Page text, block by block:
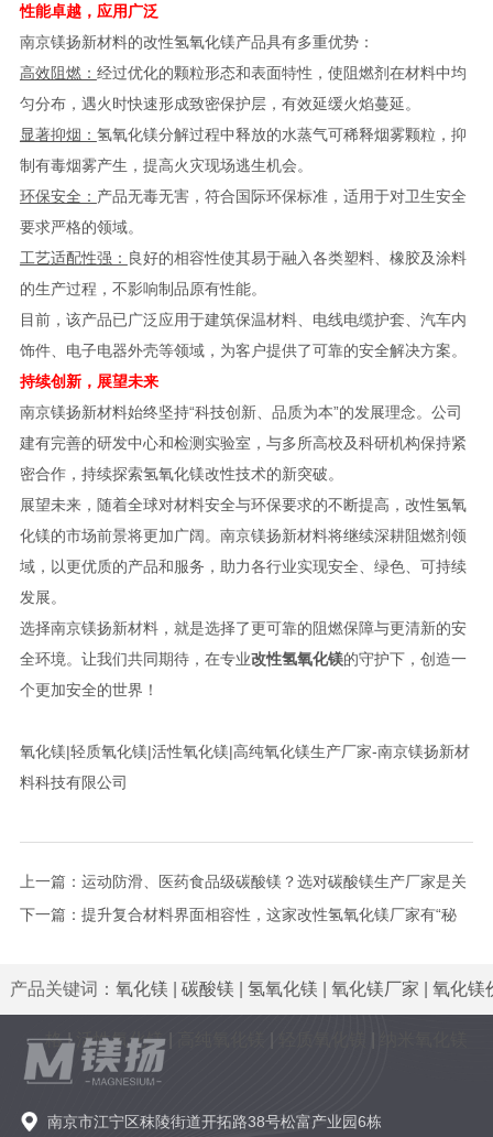
性能卓越，应用广泛
南京镁扬新材料的改性氢氧化镁产品具有多重优势：
高效阻燃： 经过优化的颗粒形态和表面特性，使阻燃剂在材料中均
匀分布，遇火时快速形成致密保护层，有效延缓火焰蔓延。
显著抑烟： 氢氧化镁分解过程中释放的水蒸气可稀释烟雾颗粒，抑
制有毒烟雾产生，提高火灾现场逃生机会。
环保安全： 产品无毒无害，符合国际环保标准，适用于对卫生安全
要求严格的领域。
工艺适配性强： 良好的相容性使其易于融入各类塑料、橡胶及涂料
的生产过程，不影响制品原有性能。
目前，该产品已广泛应用于建筑保温材料、电线电缆护套、汽车内
饰件、电子电器外壳等领域，为客户提供了可靠的安全解决方案。
持续创新，展望未来
南京镁扬新材料始终坚持“科技创新、品质为本”的发展理念。公司
建有完善的研发中心和检测实验室，与多所高校及科研机构保持紧
密合作，持续探索氢氧化镁改性技术的新突破。
展望未来，随着全球对材料安全与环保要求的不断提高，改性氢氧
化镁的市场前景将更加广阔。南京镁扬新材料将继续深耕阻燃剂领
域，以更优质的产品和服务，助力各行业实现安全、绿色、可持续
发展。
选择南京镁扬新材料，就是选择了更可靠的阻燃保障与更清新的安
全环境。让我们共同期待，在专业改性氢氧化镁的守护下，创造一
个更加安全的世界！
氧化镁|轻质氧化镁|活性氧化镁|高纯氧化镁生产厂家-南京镁扬新材
料科技有限公司
上一篇： 运动防滑、医药食品级碳酸镁？选对碳酸镁生产厂家是关
键！
下一篇： 提升复合材料界面相容性，这家改性氢氧化镁厂家有“秘
产品关键词： 氧化镁 碳酸镁 氢氧化镁 氧化镁厂家 氧化镁
格| 活性氧化镁|
南京市江宁区秣陵街道开拓路38号松富产业园6栋